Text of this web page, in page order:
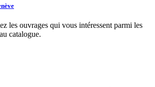
les ouvrages qui vous intéressent parmi les
catalogue.